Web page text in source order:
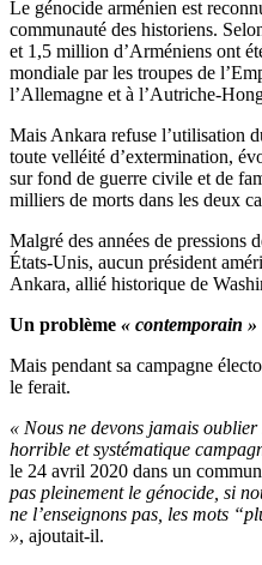
Le génocide arménien est
communauté des historiens.
et 1,5 million d’Arméniens ont
mondiale par les troupes de
l’Allemagne et à l’Autriche-
Mais Ankara refuse l’utilisation
toute velléité d’extermination,
sur fond de guerre civile et de
milliers de morts dans les deux
Malgré des années de pressions
États-Unis, aucun président
Ankara, allié historique de
Un problème « contemporain »
Mais pendant sa campagne
le ferait.
« Nous ne devons jamais
horrible et systématique
le 24 avril 2020 dans un
pas pleinement le génocide, si
ne l’enseignons pas, les mots
», ajoutait-il.